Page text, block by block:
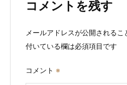
コメントを残す
メールアドレスが公開されるこ
付いている欄は必須項目です
コメント ※